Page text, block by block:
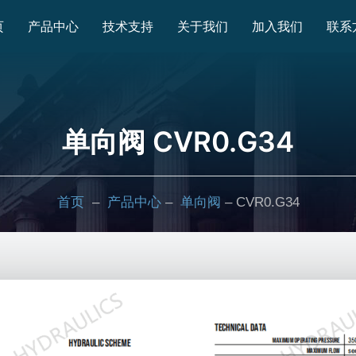
产品中心 技术支持 关于我们 加入我们 联系
单向阀 CVR0.G34
首页– 产品中心– 单向阀 – CVR0.G34